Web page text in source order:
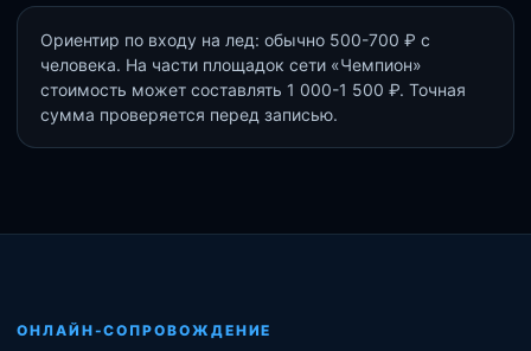
Ориентир по входу на лед: обычно 500-700 ₽ с
человека. На части площадок сети «Чемпион»
стоимость может составлять 1 000-1 500 ₽. Точная
сумма проверяется перед записью.
ОНЛАЙН-СОПРОВОЖДЕНИЕ